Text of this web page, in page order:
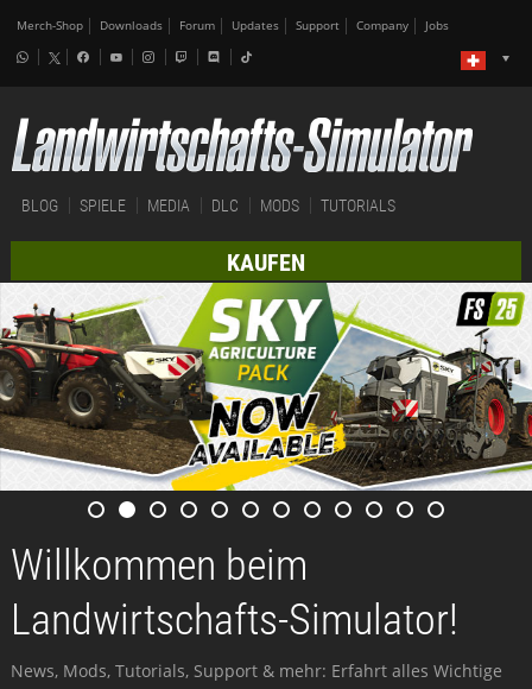
Merch-Shop Downloads Forum Updates Support Company Jobs
BLOG SPIELE MEDIA DLC MODS TUTORIALS
KAUFEN
Willkommen beim
Landwirtschafts-Simulator!
News, Mods, Tutorials, Support & mehr: Erfahrt alles Wichtige